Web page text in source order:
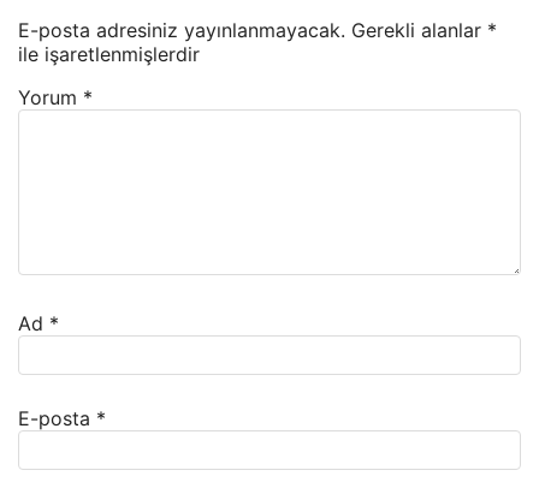
E-posta adresiniz yayınlanmayacak. Gerekli alanlar *
ile işaretlenmişlerdir
Yorum *
Ad *
E-posta *